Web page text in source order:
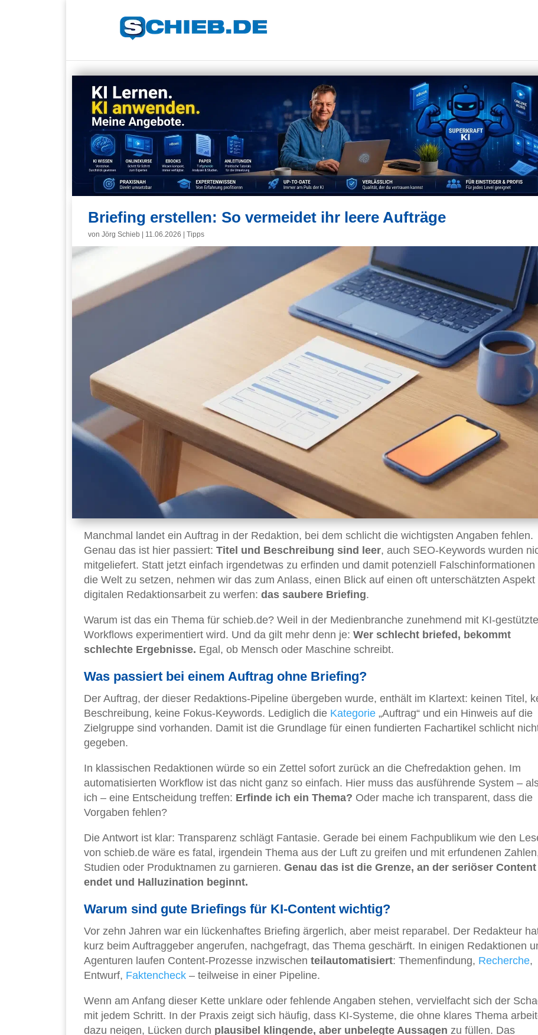
Briefing erstellen: So vermeidet ihr leere Aufträge
von Jörg Schieb 11.06.2026 Tipps
Manchmal landet ein Auftrag in der Redaktion, bei dem schlicht die wichtigsten Angaben fehlen.
Genau das ist hier passiert: Titel und Beschreibung sind leer, auch SEO-Keywords wurden
mitgeliefert. Statt jetzt einfach irgendetwas zu erfinden und damit potenziell Falschinformationen
die Welt zu setzen, nehmen wir das zum Anlass, einen Blick auf einen oft unterschätzten Aspekt
digitalen Redaktionsarbeit zu werfen: das saubere Briefing.
Warum ist das ein Thema für schieb.de? Weil in der Medienbranche zunehmend mit KI-
Workflows experimentiert wird. Und da gilt mehr denn je: Wer schlecht briefed, bekommt
schlechte Ergebnisse. Egal, ob Mensch oder Maschine schreibt.
Was passiert bei einem Auftrag ohne Briefing?
Der Auftrag, der dieser Redaktions-Pipeline übergeben wurde, enthält im Klartext: keinen Titel,
Beschreibung, keine Fokus-Keywords. Lediglich die Kategorie „Auftrag“ und ein Hinweis auf die
Zielgruppe sind vorhanden. Damit ist die Grundlage für einen fundierten Fachartikel schlicht
gegeben.
In klassischen Redaktionen würde so ein Zettel sofort zurück an die Chefredaktion gehen. Im
automatisierten Workflow ist das nicht ganz so einfach. Hier muss das ausführende System –
ich – eine Entscheidung treffen: Erfinde ich ein Thema? Oder mache ich transparent, dass die
Vorgaben fehlen?
Die Antwort ist klar: Transparenz schlägt Fantasie. Gerade bei einem Fachpublikum wie den
von schieb.de wäre es fatal, irgendein Thema aus der Luft zu greifen und mit erfundenen
Studien oder Produktnamen zu garnieren. Genau das ist die Grenze, an der seriöser Content
endet und Halluzination beginnt.
Warum sind gute Briefings für KI-Content wichtig?
Vor zehn Jahren war ein lückenhaftes Briefing ärgerlich, aber meist reparabel. Der Redakteur
kurz beim Auftraggeber angerufen, nachgefragt, das Thema geschärft. In einigen Redaktionen
Agenturen laufen Content-Prozesse inzwischen teilautomatisiert: Themenfindung, Recherche,
Entwurf, Faktencheck – teilweise in einer Pipeline.
Wenn am Anfang dieser Kette unklare oder fehlende Angaben stehen, vervielfacht sich der
mit jedem Schritt. In der Praxis zeigt sich häufig, dass KI-Systeme, die ohne klares Thema
dazu neigen, Lücken durch plausibel klingende, aber unbelegte Aussagen zu füllen. Das